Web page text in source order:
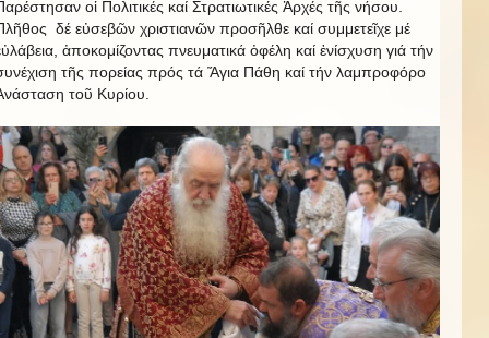
οἱ Πολιτικές καί Στρατιωτικές Ἀρχές τῆς νήσου.
δέ εὐσεβῶν χριστιανῶν προσῆλθε καί συμμετεῖχε μέ
ἀποκομίζοντας πνευματικά ὀφέλη καί ἐνίσχυση γιά τήν
τῆς πορείας πρός τά Ἅγια Πάθη καί τήν λαμπροφόρο
τοῦ Κυρίου.